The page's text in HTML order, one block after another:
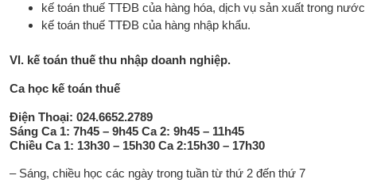
kế toán thuế TTĐB của hàng hóa, dịch vụ sản xuất trong nước
kế toán thuế TTĐB của hàng nhập khẩu.
VI. kế toán thuế thu nhập doanh nghiệp.
Ca học kế toán thuế
Điện Thoại: 024.6652.2789
Sáng Ca 1: 7h45 – 9h45 Ca 2: 9h45 – 11h45
Chiều Ca 1: 13h30 – 15h30 Ca 2:15h30 – 17h30
– Sáng, chiều học các ngày trong tuần từ thứ 2 đến thứ 7